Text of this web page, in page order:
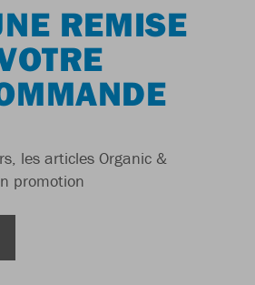
REMISE
les articles Organic &
promotion